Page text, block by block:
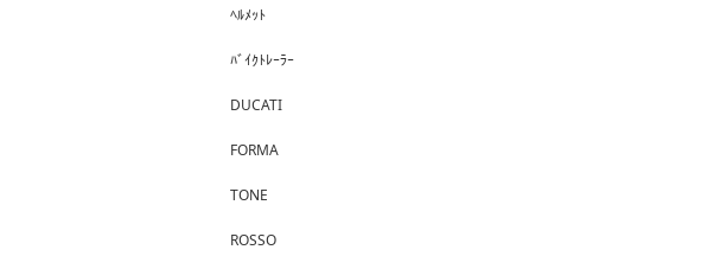
ﾍﾙﾒｯﾄ
ﾊﾞｲｸﾄﾚｰﾗｰ
DUCATI
FORMA
TONE
ROSSO